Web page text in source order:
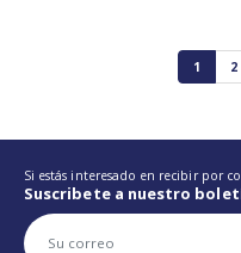
1 2
Si estás interesado en recibir por
Suscribete a nuestro